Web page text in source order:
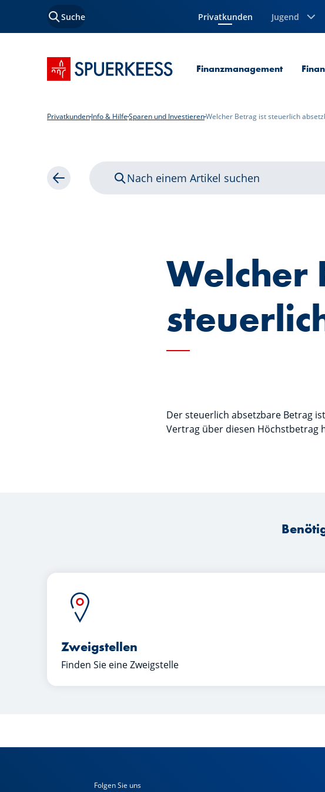
Suche Privatkunden
Aktuelle Seite Jugend
Startseite SPUERKEESS Finanzmanagement
PrivatkundenInfo & HilfeSparen und InvestierenWelcher Betrag ist steuerlich
Zurück Nach einem Artikel suchen
Welcher
Der steuerlich absetzbare Betrag
Vertrag über diesen Höchstbetrag
Zweigstellen
Finden Sie eine Zweigstelle
Folgen Sie uns